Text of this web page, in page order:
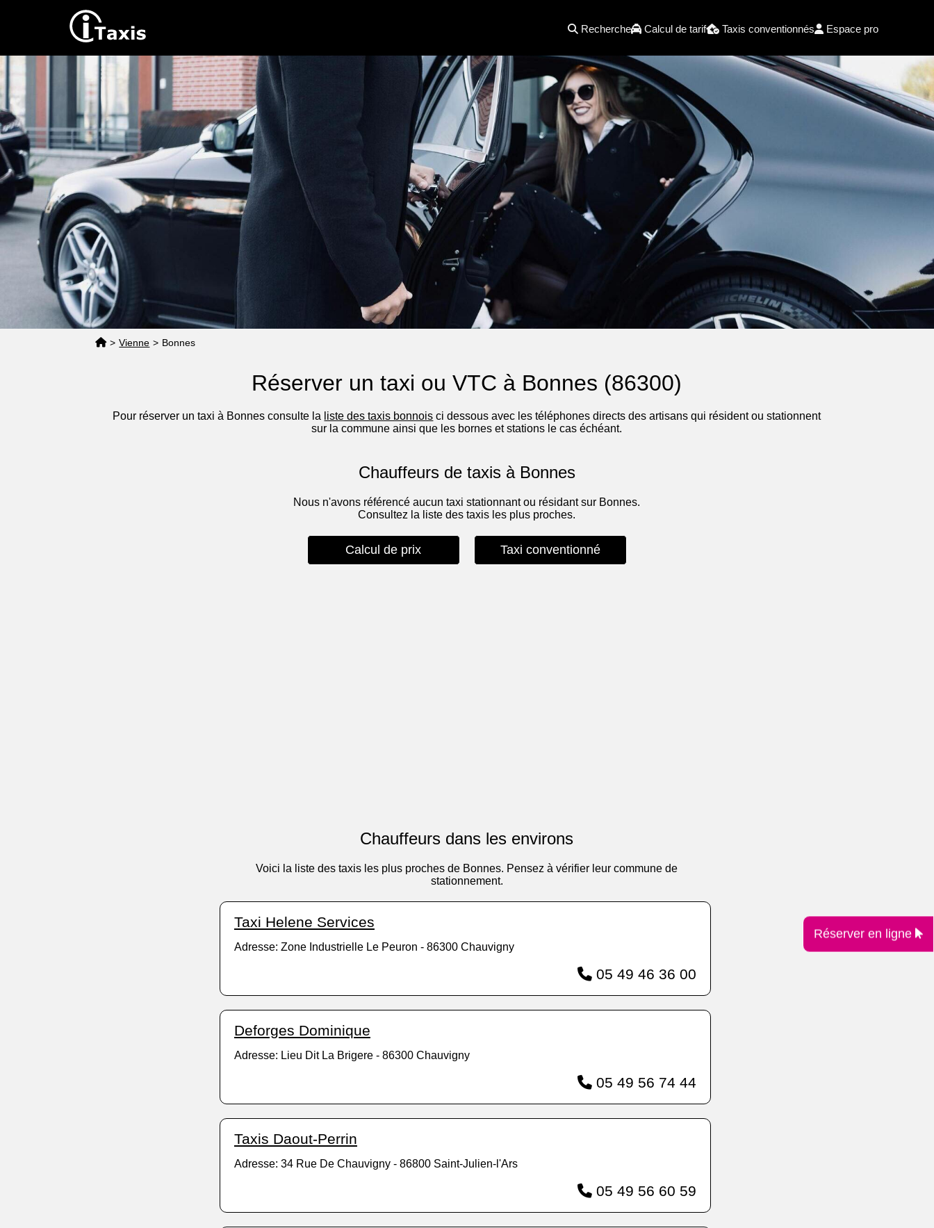
Recherche Calcul de tarif Taxis conventionnés Espace pro
> Vienne > Bonnes
Réserver un taxi ou VTC à Bonnes (86300)
Pour réserver un taxi à Bonnes consulte la liste des taxis bonnois ci dessous avec les téléphones directs des artisans qui résident ou stationnent
sur la commune ainsi que les bornes et stations le cas échéant.
Chauffeurs de taxis à Bonnes
Nous n'avons référencé aucun taxi stationnant ou résidant sur Bonnes.
Consultez la liste des taxis les plus proches.
Calcul de prix Taxi conventionné
Chauffeurs dans les environs
Voici la liste des taxis les plus proches de Bonnes. Pensez à vérifier leur commune de
stationnement.
Taxi Helene Services
Adresse: Zone Industrielle Le Peuron - 86300 Chauvigny
05 49 46 36 00
Deforges Dominique
Adresse: Lieu Dit La Brigere - 86300 Chauvigny
05 49 56 74 44
Taxis Daout-Perrin
Adresse: 34 Rue De Chauvigny - 86800 Saint-Julien-l'Ars
05 49 56 60 59
Réserver en ligne